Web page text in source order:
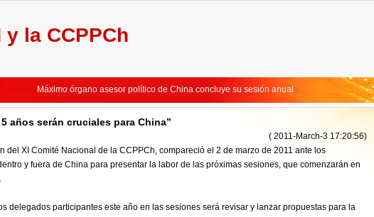
y la CCPPCh
Máximo legislador chino elogia a periodistas por cubrir adecuadamente "dos sesiones"
Máximo órgano asesor político de China concluye su sesión anual
Máximo órgamo asesor político de China concluirá sesión anual
Líderes chinos se integran a deliberaciones de legisladores
No es fácil materializar crecimiento de 7% durante 2011-2015, dice premier chino
Máximo legislador chino elogia a periodistas por cubrir adecuadamente "dos sesiones"
Líderes chinos se integran a deliberaciones de legisladores
años serán cruciales para China”
( 2011-March-3 17:20:56)
del XI Comité Nacional de la CCPPCh, compareció el 2 de marzo de 2011 ante los
y fuera de China para presentar la labor de las próximas sesiones, que comenzarán en
delegados participantes este año en las sesiones será revisar y lanzar propuestas para la